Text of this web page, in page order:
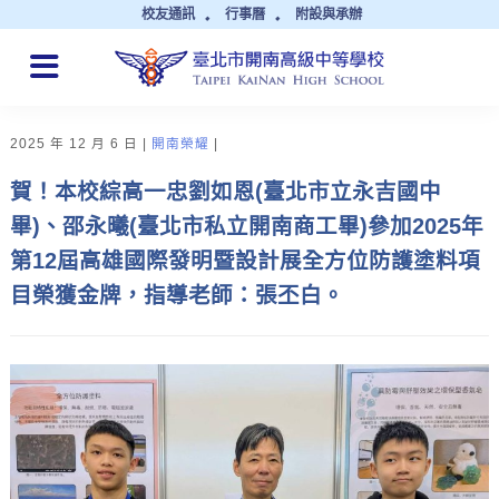
校友通訊 行事曆 附設與承辦
QUICK LINKS
2025 年 12 月 6 日 開南榮耀
賀！本校綜高一忠劉如恩(臺北市立永吉國中
畢)、邵永曦(臺北市私立開南商工畢)參加2025年
第12屆高雄國際發明暨設計展全方位防護塗料項
目榮獲金牌，指導老師：張丕白。